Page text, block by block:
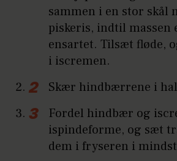
sammen i en stor skål
piskeris, indtil massen
ensartet. Tilsæt fløde,
i iscremen.
Skær hindbærrene i
Fordel hindbær og
ispindeforme, og sæt
dem i fryseren i